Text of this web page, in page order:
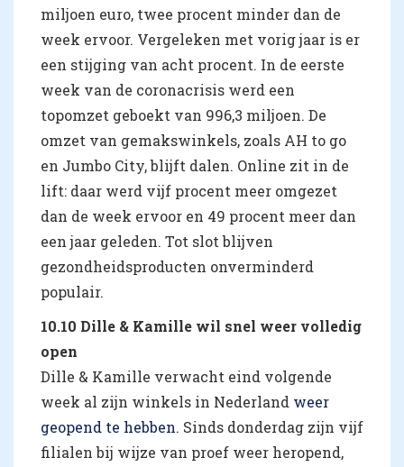
miljoen euro, twee procent minder dan de
week ervoor. Vergeleken met vorig jaar is er
een stijging van acht procent. In de eerste
week van de coronacrisis werd een
topomzet geboekt van 996,3 miljoen. De
omzet van gemakswinkels, zoals AH to go
en Jumbo City, blijft dalen. Online zit in de
lift: daar werd vijf procent meer omgezet
dan de week ervoor en 49 procent meer dan
een jaar geleden. Tot slot blijven
gezondheidsproducten onverminderd
populair.
10.10 Dille & Kamille wil snel weer volledig
open
Dille & Kamille verwacht eind volgende
week al zijn winkels in Nederland weer
geopend te hebben. Sinds donderdag zijn vijf
filialen bij wijze van proef weer heropend,